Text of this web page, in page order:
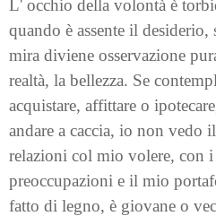
L' occhio della volontà è
quando è assente il
mira diviene osservazione
realtà, la bellezza. Se
acquistare, affittare o
andare a caccia, io non vedo
relazioni col mio volere, con
preoccupazioni e il mio
fatto di legno, è giovane o